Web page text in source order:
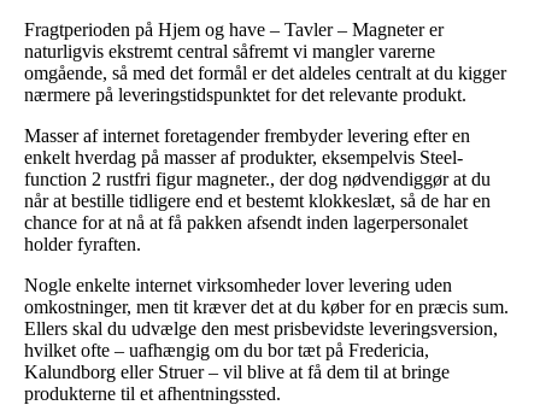
Fragtperioden på Hjem og have – Tavler – Magneter er
naturligvis ekstremt central såfremt vi mangler varerne
omgående, så med det formål er det aldeles centralt at du kigger
nærmere på leveringstidspunktet for det relevante produkt.
Masser af internet foretagender frembyder levering efter en
enkelt hverdag på masser af produkter, eksempelvis Steel-
function 2 rustfri figur magneter., der dog nødvendiggør at du
når at bestille tidligere end et bestemt klokkeslæt, så de har en
chance for at nå at få pakken afsendt inden lagerpersonalet
holder fyraften.
Nogle enkelte internet virksomheder lover levering uden
omkostninger, men tit kræver det at du køber for en præcis sum.
Ellers skal du udvælge den mest prisbevidste leveringsversion,
hvilket ofte – uafhængig om du bor tæt på Fredericia,
Kalundborg eller Struer – vil blive at få dem til at bringe
produkterne til et afhentningssted.